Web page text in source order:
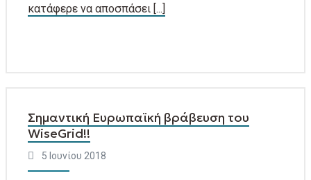
κατάφερε να αποσπάσει [...]
Σημαντική Ευρωπαϊκή βράβευση του
WiseGrid!!
5 Ιουνίου 2018